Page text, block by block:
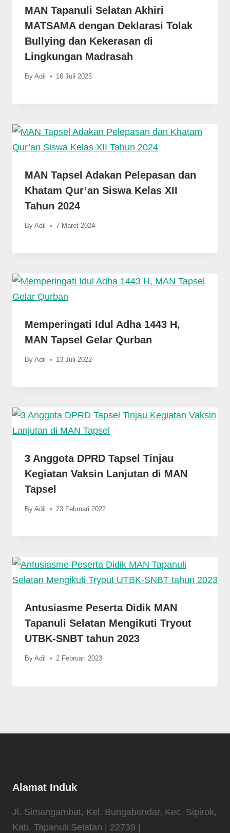
MAN Tapanuli Selatan Akhiri
MATSAMA dengan Deklarasi Tolak
Bullying dan Kekerasan di
Lingkungan Madrasah
By Adil 16 Juli 2025
MAN Tapsel Adakan Pelepasan dan
Khatam Qur’an Siswa Kelas XII
Tahun 2024
By Adil 7 Maret 2024
Memperingati Idul Adha 1443 H,
MAN Tapsel Gelar Qurban
By Adil 13 Juli 2022
3 Anggota DPRD Tapsel Tinjau
Kegiatan Vaksin Lanjutan di MAN
Tapsel
By Adil 23 Februari 2022
Antusiasme Peserta Didik MAN
Tapanuli Selatan Mengikuti Tryout
UTBK-SNBT tahun 2023
By Adil 2 Februari 2023
Alamat Induk
Jl. Simangambat, Kel. Bungabondar, Kec. Sipirok,
Kab. Tapanuli Selatan | 22739 |